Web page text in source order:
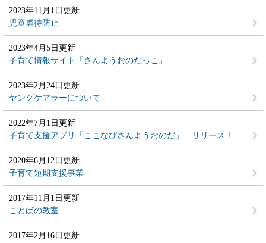
2023年11月1日更新
児童虐待防止
2023年4月5日更新
子育て情報サイト「さんようおのだっこ」
2023年2月24日更新
ヤングケアラーについて
2022年7月1日更新
子育て支援アプリ「ここなびさんようおのだ」 リリース！
2020年6月12日更新
子育て短期支援事業
2017年11月1日更新
ことばの教室
2017年2月16日更新